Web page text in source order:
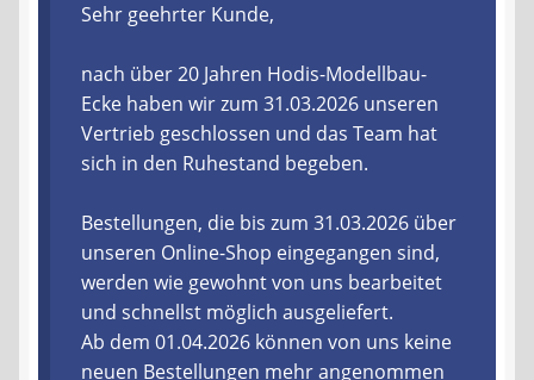
Recycling, Entsorgung und Umwelt
Shop
Warenkorb
Ablauf einer Bestellung
Liefer- und Versandkosten
Zahlungsarten
Sehr geehrter Kunde,
nach über 20 Jahren Hodis-Modellbau-
Ecke haben wir zum 31.03.2026 unseren
Vertrieb geschlossen und das Team hat
sich in den Ruhestand begeben.
Bestellungen, die bis zum 31.03.2026 über
unseren Online-Shop eingegangen sind,
werden wie gewohnt von uns bearbeitet
und schnellst möglich ausgeliefert.
Ab dem 01.04.2026 können von uns keine
neuen Bestellungen mehr angenommen